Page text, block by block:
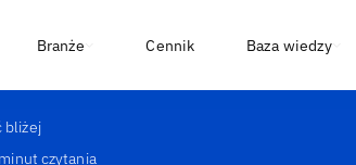
Branże Cennik Baza wiedzy
bliżej
czytania